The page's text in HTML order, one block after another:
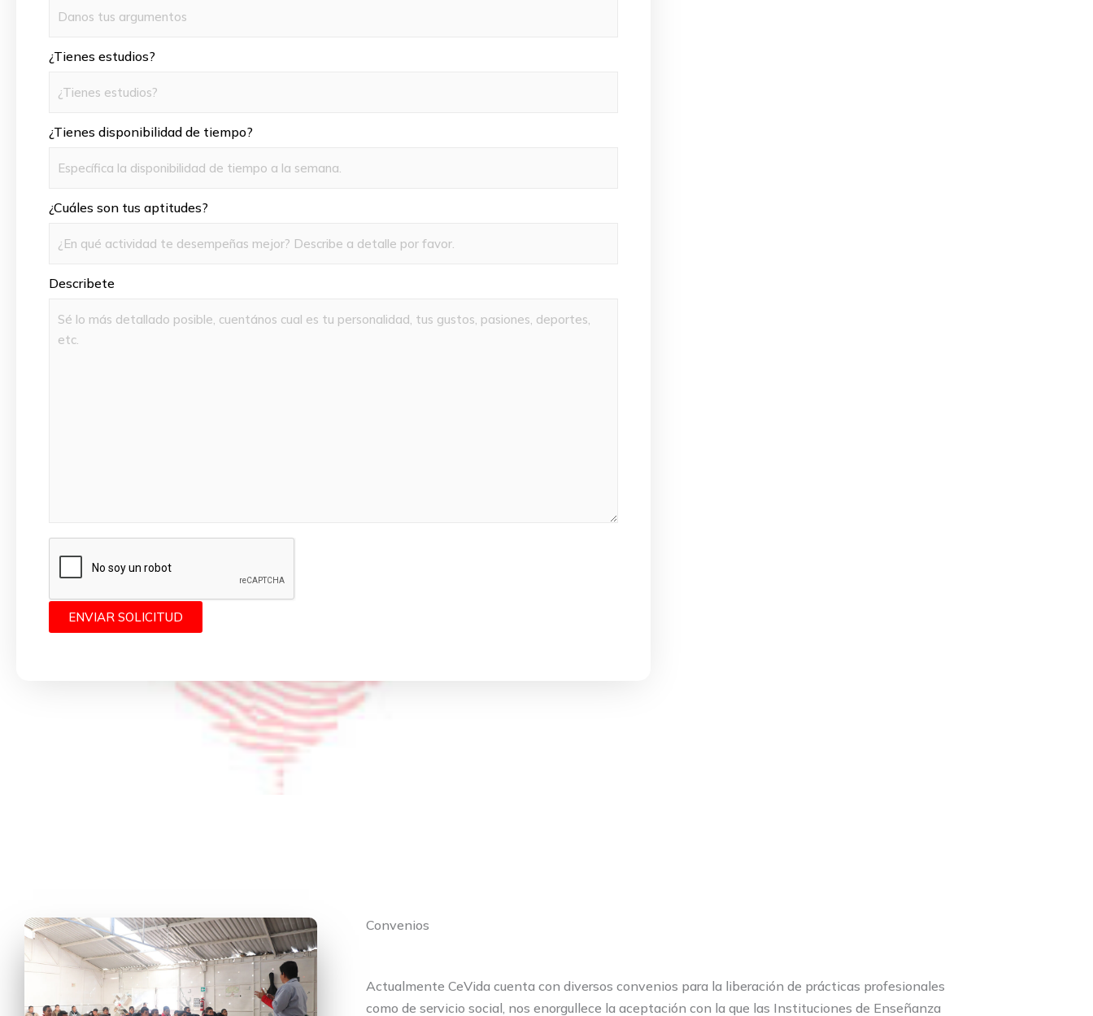
p
¿Tienes estudios?
¿Tienes disponibilidad de tiempo?
¿Cuáles son tus aptitudes?
Describete
Convenios
Actualmente CeVida cuenta con diversos convenios para la liberación de prácticas profesionales
como de servicio social, nos enorgullece la aceptación con la que las Instituciones de Enseñanza